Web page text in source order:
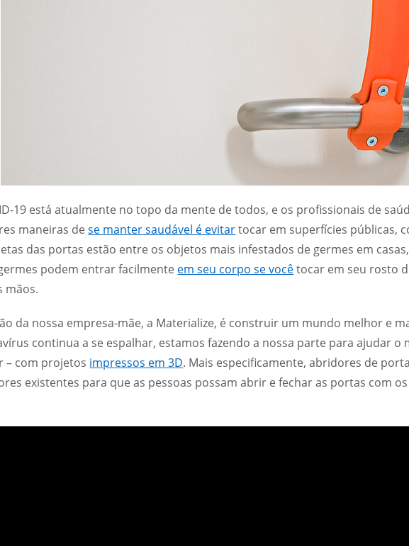
19 está atualmente no topo da mente de todos, e os profissionais de
maneiras dese manter saudável é evitartocar em superfícies públicas,
das portas estão entre os objetos mais infestados de germes em
podem entrar facilmente em seu corpo se vocêtocar em seu rosto
mãos.
da nossa empresa-mãe, a Materialize, é construir um mundo melhor e
continua a se espalhar, estamos fazendo a nossa parte para ajudar o
– com projetos impressos em 3D. Mais especificamente, abridores de
existentes para que as pessoas possam abrir e fechar as portas com